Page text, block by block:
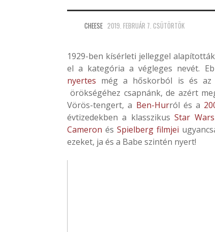
CHEESE 2019. FEBRUÁR 7. CSÜTÖRTÖK
1929-ben kísérleti jelleggel
el a kategória a végleges nevét.
nyertes még a hőskorból is és az
örökségéhez csapnánk, de azért
Vörös-tengert, a Ben-Hurról és a
évtizedekben a klasszikusStar Wars
Cameron és Spielberg filmjei
ezeket, ja és a Babe szintén nyert!